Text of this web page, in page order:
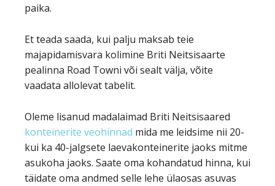
paika.
Et teada saada, kui palju maksab teie
majapidamisvara kolimine Briti Neitsisaarte
pealinna Road Towni või sealt välja, võite
vaadata allolevat tabelit.
Oleme lisanud madalaimad Briti Neitsisaared
konteinerite veohinnad mida me leidsime nii 20-
kui ka 40-jalgsete laevakonteinerite jaoks mitme
asukoha jaoks. Saate oma kohandatud hinna, kui
täidate oma andmed selle lehe ülaosas asuvas